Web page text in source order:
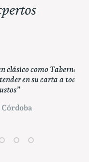
como Taberna La
su carta a todos los